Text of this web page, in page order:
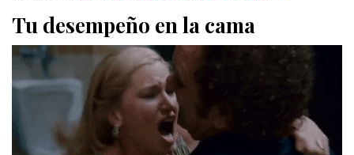
Tu desempeño en la cama